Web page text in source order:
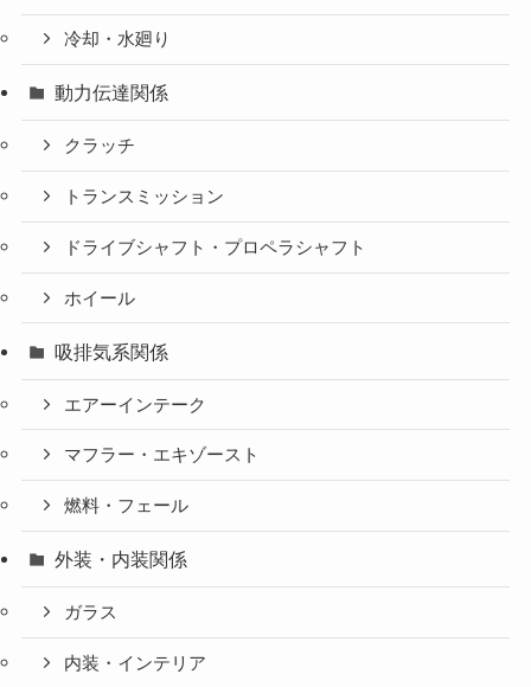
冷却・水廻り
動力伝達関係
クラッチ
トランスミッション
ドライブシャフト・プロペラシャフト
ホイール
吸排気系関係
エアーインテーク
マフラー・エキゾースト
燃料・フェール
外装・内装関係
ガラス
内装・インテリア